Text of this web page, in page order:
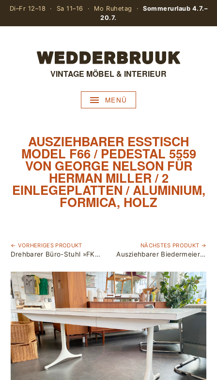
Di–Fr 12–18 · Sa 11–16 · Mo Ruhetag ·Sommerurlaub 4.7.–
20.7.
VINTAGE MÖBEL & INTERIEUR
MENÜ
AUSZIEHBARER ESSTISCH
MODEL F66 / PEDESTAL 5559
VON GEORGE NELSON FÜR
HERMAN MILLER / 2
EINLEGEPLATTEN / ALUMINIUM,
FORMICA, HOLZ
← VORHERIGES PRODUKT
Drehbarer Büro-Stuhl »FK 6725« (Tulip / Bird Chair) von Preben Fabricius & Jørgen Kastholm für Kill International / Walter Knoll / dunkelblaues Leder
NÄCHSTES PRODUKT →
Ausziehbarer Biedermeier Esstisch mit Schublade / Eiche Massivholz